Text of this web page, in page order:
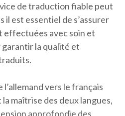
de traduction fiable peut
il est essentiel de s’assurer
effectuées avec soin et
la qualité et
vers le français
maîtrise des deux langues,
approfondie des